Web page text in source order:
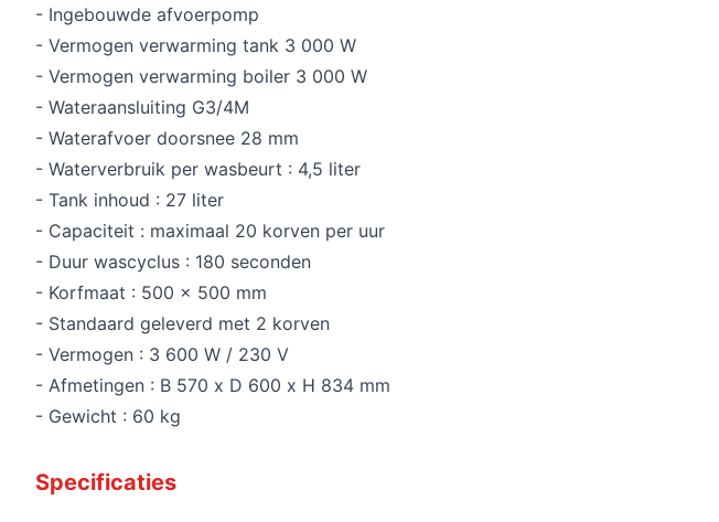
- Ingebouwde afvoerpomp
- Vermogen verwarming tank 3 000 W
- Vermogen verwarming boiler 3 000 W
- Wateraansluiting G3/4M
- Waterafvoer doorsnee 28 mm
- Waterverbruik per wasbeurt : 4,5 liter
- Tank inhoud : 27 liter
- Capaciteit : maximaal 20 korven per uur
- Duur wascyclus : 180 seconden
- Korfmaat : 500 x 500 mm
- Standaard geleverd met 2 korven
- Vermogen : 3 600 W / 230 V
- Afmetingen : B 570 x D 600 x H 834 mm
- Gewicht : 60 kg
Specificaties